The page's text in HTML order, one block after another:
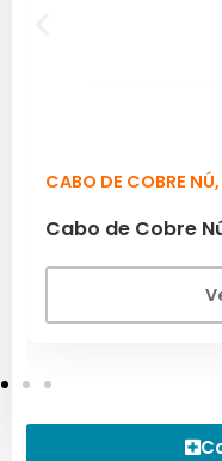
CABO DE COBRE NÚ,
Cabo de Cobre